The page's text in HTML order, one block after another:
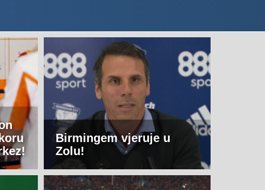
Birmingem vjeruje u
Zolu!